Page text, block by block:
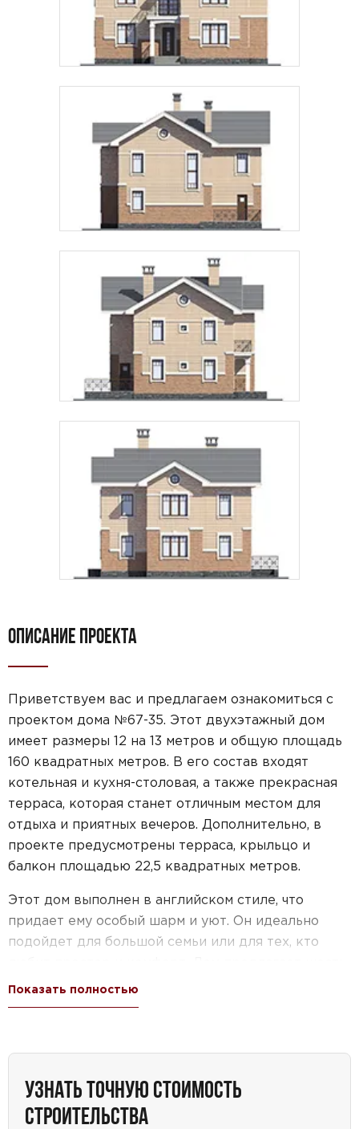
ОПИСАНИЕ ПРОЕКТА
Приветствуем вас и предлагаем ознакомиться с
проектом дома №67-35. Этот двухэтажный дом
имеет размеры 12 на 13 метров и общую площадь
160 квадратных метров. В его состав входят
котельная и кухня-столовая, а также прекрасная
терраса, которая станет отличным местом для
отдыха и приятных вечеров. Дополнительно, в
проекте предусмотрены терраса, крыльцо и
балкон площадью 22,5 квадратных метров.
Этот дом выполнен в английском стиле, что
придает ему особый шарм и уют. Он идеально
подойдет для большой семьи или для тех, кто
спален, что обеспечит каждому члену семьи свое
отличным вариантом для тех, кто мечтает о
дачном доме с террасой. Такая архитектурная
особенность позволит наслаждаться
живописными видами и свежим воздухом.
Показать полностью
УЗНАТЬ ТОЧНУЮ СТОИМОСТЬ
СТРОИТЕЛЬСТВА
Предпочтительный способ связи:
Звонок
Telegram
подтверждаю, что ознакомлен(а) сполитикой
обработки персональных данных
Рассчитать стоимость